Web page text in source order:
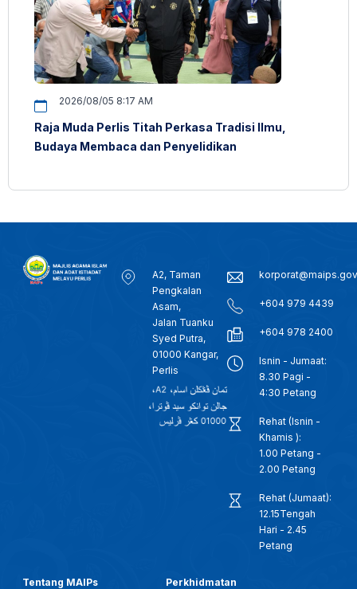
2026/08/05 8:17 AM
Raja Muda Perlis Titah Perkasa Tradisi Ilmu,
Budaya Membaca dan Penyelidikan
A2, Taman
Pengkalan
Asam,
Jalan Tuanku
Syed Putra,
01000 Kangar,
Perlis
+604 979 4439
+604 978 2400
Isnin - Jumaat:
8.30 Pagi -
4:30 Petang
Rehat (Isnin -
Khamis ):
1.00 Petang -
2.00 Petang
Rehat (Jumaat):
12.15Tengah
Hari - 2.45
Petang
Tentang MAIPs
Perkhidmatan